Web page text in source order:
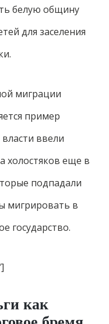
белую общину
для заселения
миграции
пример
ввели
холостяков еще в
подпадали
мигрировать в
государство.
как